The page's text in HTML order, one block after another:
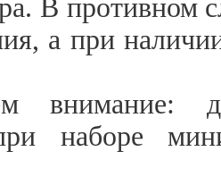
В противном
а при
внимание:
наборе